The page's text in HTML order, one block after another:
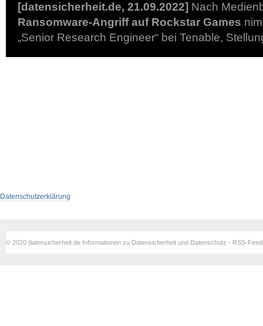
[datensicherheit.de, 21.09.2022] Nach
Ransomware-Angriff auf Rockstar Games
„Senior Research Engineer“ bei Tenable,
Datenschutzerklärung
© 2020 datensicherheit.de Informationen zu Datensicherheit und Datenschutz - RSS-